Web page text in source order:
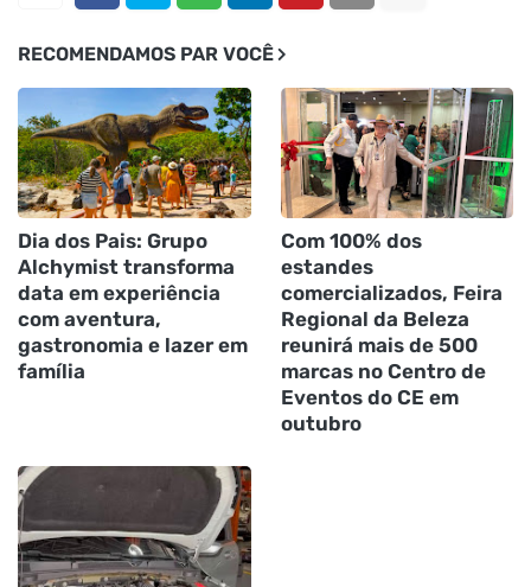
RECOMENDAMOS PAR VOCÊ
Dia dos Pais: Grupo
Alchymist transforma
data em experiência
com aventura,
gastronomia e lazer em
família
Com 100% dos
estandes
comercializados, Feira
Regional da Beleza
reunirá mais de 500
marcas no Centro de
Eventos do CE em
outubro